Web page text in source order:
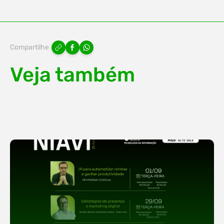
Compartilhe
Veja também